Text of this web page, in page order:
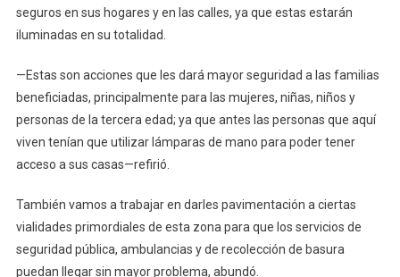
seguros en sus hogares y en las calles, ya que estas estarán
iluminadas en su totalidad.
—Estas son acciones que les dará mayor seguridad a las familias
beneficiadas, principalmente para las mujeres, niñas, niños y
personas de la tercera edad; ya que antes las personas que aquí
viven tenían que utilizar lámparas de mano para poder tener
acceso a sus casas—refirió.
También vamos a trabajar en darles pavimentación a ciertas
vialidades primordiales de esta zona para que los servicios de
seguridad pública, ambulancias y de recolección de basura
puedan llegar sin mayor problema, abundó.